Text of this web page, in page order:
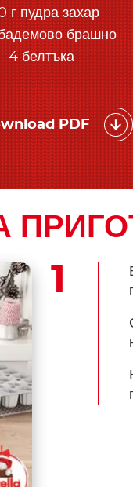
г пудра захар
брашно
4 белтъка
PDF